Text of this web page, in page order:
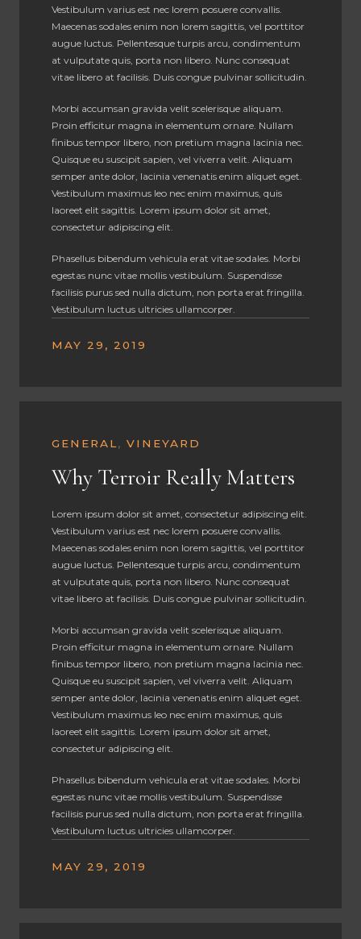
Vestibulum varius est nec lorem posuere convallis.
Maecenas sodales enim non lorem sagittis, vel porttitor
augue luctus. Pellentesque turpis arcu, condimentum
at vulputate quis, porta non libero. Nunc consequat
vitae libero at facilisis. Duis congue pulvinar sollicitudin.
Morbi accumsan gravida velit scelerisque aliquam.
Proin efficitur magna in elementum ornare. Nullam
finibus tempor libero, non pretium magna lacinia nec.
Quisque eu suscipit sapien, vel viverra velit. Aliquam
semper ante dolor, lacinia venenatis enim aliquet eget.
Vestibulum maximus leo nec enim maximus, quis
laoreet elit sagittis. Lorem ipsum dolor sit amet,
consectetur adipiscing elit.
Phasellus bibendum vehicula erat vitae sodales. Morbi
egestas nunc vitae mollis vestibulum. Suspendisse
facilisis purus sed nulla dictum, non porta erat fringilla.
Vestibulum luctus ultricies ullamcorper.
MAY 29, 2019
GENERAL, VINEYARD
Why Terroir Really Matters
Lorem ipsum dolor sit amet, consectetur adipiscing elit.
Vestibulum varius est nec lorem posuere convallis.
Maecenas sodales enim non lorem sagittis, vel porttitor
augue luctus. Pellentesque turpis arcu, condimentum
at vulputate quis, porta non libero. Nunc consequat
vitae libero at facilisis. Duis congue pulvinar sollicitudin.
Morbi accumsan gravida velit scelerisque aliquam.
Proin efficitur magna in elementum ornare. Nullam
finibus tempor libero, non pretium magna lacinia nec.
Quisque eu suscipit sapien, vel viverra velit. Aliquam
semper ante dolor, lacinia venenatis enim aliquet eget.
Vestibulum maximus leo nec enim maximus, quis
laoreet elit sagittis. Lorem ipsum dolor sit amet,
consectetur adipiscing elit.
Phasellus bibendum vehicula erat vitae sodales. Morbi
egestas nunc vitae mollis vestibulum. Suspendisse
facilisis purus sed nulla dictum, non porta erat fringilla.
Vestibulum luctus ultricies ullamcorper.
MAY 29, 2019